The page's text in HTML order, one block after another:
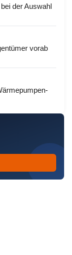
der Auswahl
vorab